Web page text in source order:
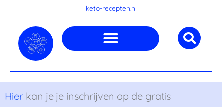
inhoud
keto-recepten.nl
Hier kan je je inschrijven op de gratis